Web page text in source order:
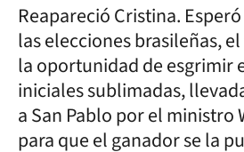
Reapareció Cristina.
las elecciones brasileñas,
la oportunidad de esgrimir
iniciales sublimadas,
a San Pablo por el ministro
para que el ganador se la